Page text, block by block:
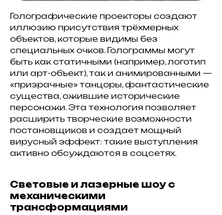
Голографические проекторы создают
иллюзию присутствия трёхмерных
объектов, которые видимы без
специальных очков. Голограммы могут
быть как статичными (например, логотип
или арт-объект), так и анимированными —
«призрачные» танцоры, фантастические
существа, ожившие исторические
персонажи. Эта технология позволяет
расширить творческие возможности
постановщиков и создает мощный
вирусный эффект: такие выступления
активно обсуждаются в соцсетях.
Световые и лазерные шоу с
механическими
трансформациями